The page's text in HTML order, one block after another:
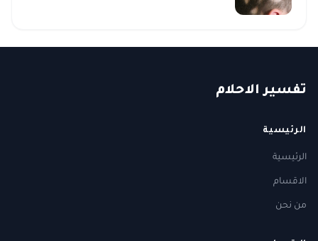
تفسير الاحلام
الرئيسية
الرئيسية
الاقسام
من نحن